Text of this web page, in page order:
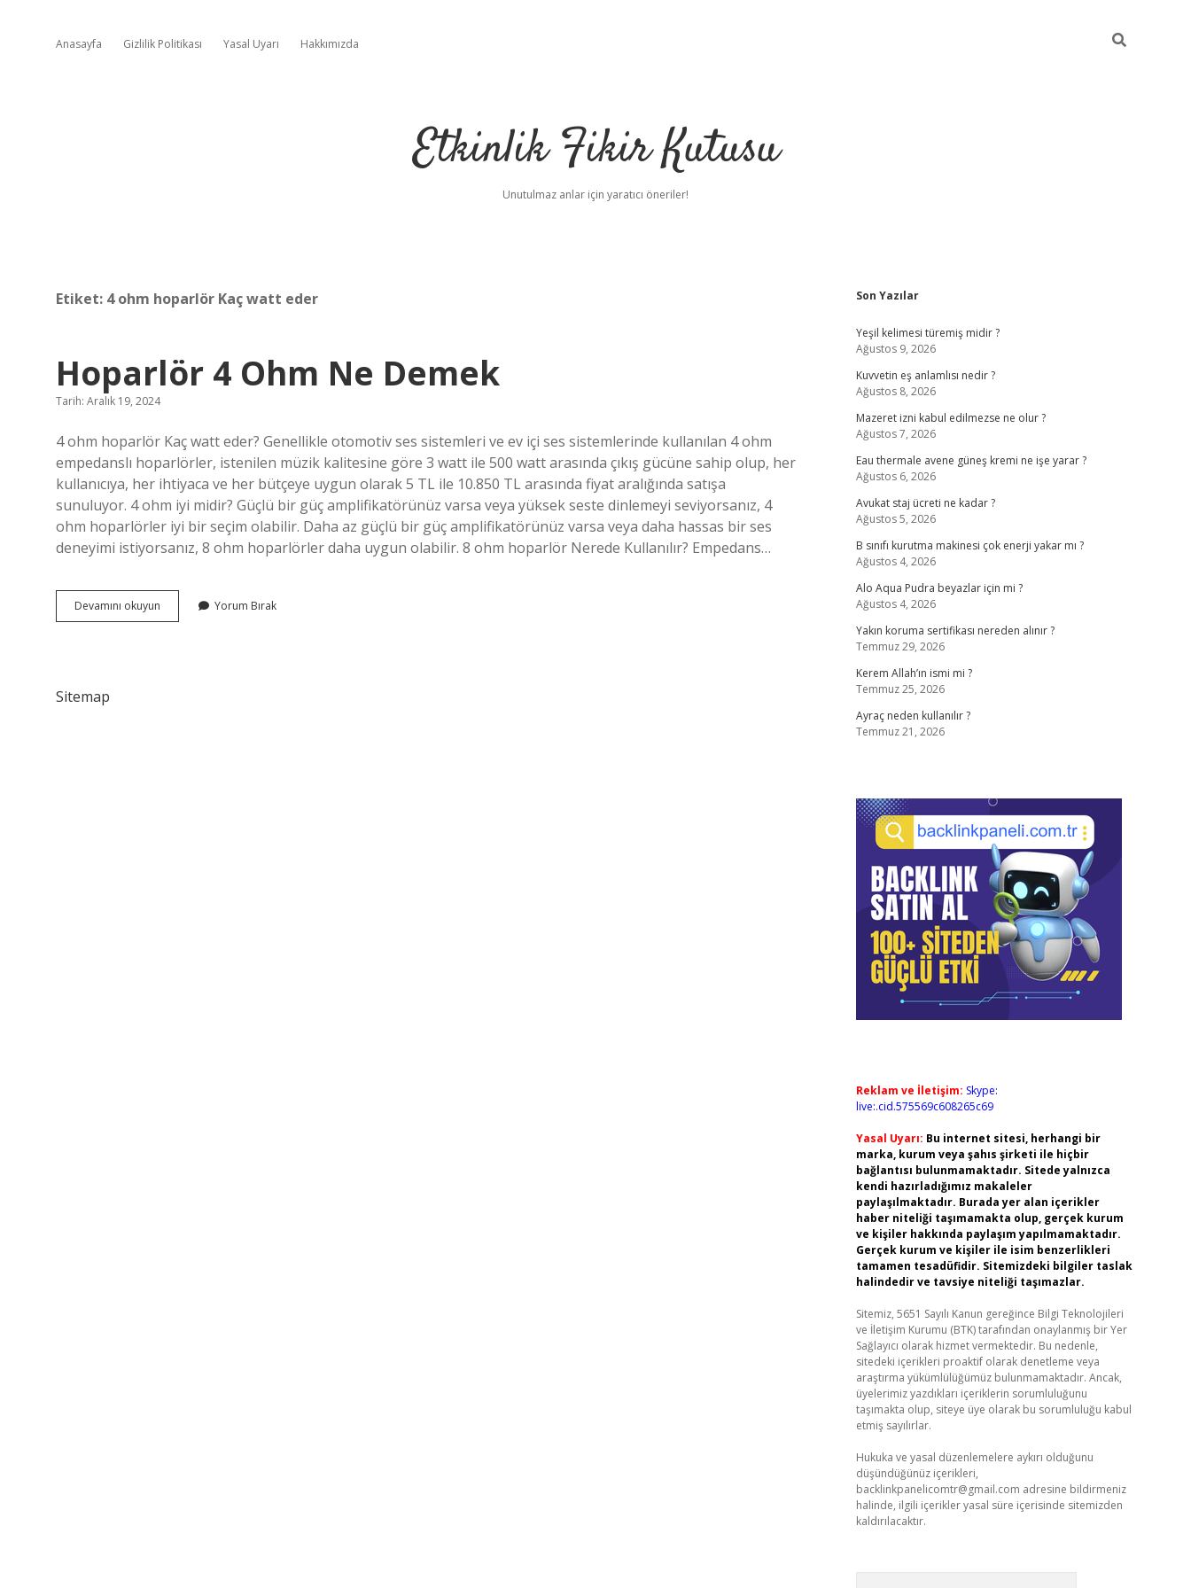
Anasayfa Gizlilik Politikası Yasal Uyarı Hakkımızda
Etkinlik Fikir Kutusu
Unutulmaz anlar için yaratıcı öneriler!
Etiket: 4 ohm hoparlör Kaç watt eder
Hoparlör 4 Ohm Ne Demek
Tarih: Aralık 19, 2024
4 ohm hoparlör Kaç watt eder? Genellikle otomotiv ses sistemleri ve ev içi ses sistemlerinde kullanılan 4 ohm
empedanslı hoparlörler, istenilen müzik kalitesine göre 3 watt ile 500 watt arasında çıkış gücüne sahip olup, her
kullanıcıya, her ihtiyaca ve her bütçeye uygun olarak 5 TL ile 10.850 TL arasında fiyat aralığında satışa
sunuluyor. 4 ohm iyi midir? Güçlü bir güç amplifikatörünüz varsa veya yüksek seste dinlemeyi seviyorsanız, 4
ohm hoparlörler iyi bir seçim olabilir. Daha az güçlü bir güç amplifikatörünüz varsa veya daha hassas bir ses
deneyimi istiyorsanız, 8 ohm hoparlörler daha uygun olabilir. 8 ohm hoparlör Nerede Kullanılır? Empedans…
Devamını okuyun Hoparlör
4
Yorum Bırak
Sitemap
Sidebar
Son Yazılar
Yeşil kelimesi türemiş midir ?
Ağustos 9, 2026
Kuvvetin eş anlamlısı nedir ?
Ağustos 8, 2026
Mazeret izni kabul edilmezse ne olur ?
Ağustos 7, 2026
Eau thermale avene güneş kremi ne işe yarar ?
Ağustos 6, 2026
Avukat staj ücreti ne kadar ?
Ağustos 5, 2026
B sınıfı kurutma makinesi çok enerji yakar mı ?
Ağustos 4, 2026
Alo Aqua Pudra beyazlar için mi ?
Ağustos 4, 2026
Yakın koruma sertifikası nereden alınır ?
Temmuz 29, 2026
Kerem Allah’ın ismi mi ?
Temmuz 25, 2026
Ayraç neden kullanılır ?
Temmuz 21, 2026
Reklam ve İletişim: Skype:
live:.cid.575569c608265c69
Yasal Uyarı: Bu internet sitesi, herhangi bir
marka, kurum veya şahıs şirketi ile hiçbir
bağlantısı bulunmamaktadır. Sitede yalnızca
kendi hazırladığımız makaleler
paylaşılmaktadır. Burada yer alan içerikler
haber niteliği taşımamakta olup, gerçek kurum
ve kişiler hakkında paylaşım yapılmamaktadır.
Gerçek kurum ve kişiler ile isim benzerlikleri
tamamen tesadüfidir. Sitemizdeki bilgiler taslak
halindedir ve tavsiye niteliği taşımazlar.
Sitemiz, 5651 Sayılı Kanun gereğince Bilgi Teknolojileri
ve İletişim Kurumu (BTK) tarafından onaylanmış bir Yer
Sağlayıcı olarak hizmet vermektedir. Bu nedenle,
sitedeki içerikleri proaktif olarak denetleme veya
araştırma yükümlülüğümüz bulunmamaktadır. Ancak,
üyelerimiz yazdıkları içeriklerin sorumluluğunu
taşımakta olup, siteye üye olarak bu sorumluluğu kabul
etmiş sayılırlar.
Hukuka ve yasal düzenlemelere aykırı olduğunu
düşündüğünüz içerikleri,
backlinkpanelicomtr@gmail.com adresine bildirmeniz
halinde, ilgili içerikler yasal süre içerisinde sitemizden
kaldırılacaktır.